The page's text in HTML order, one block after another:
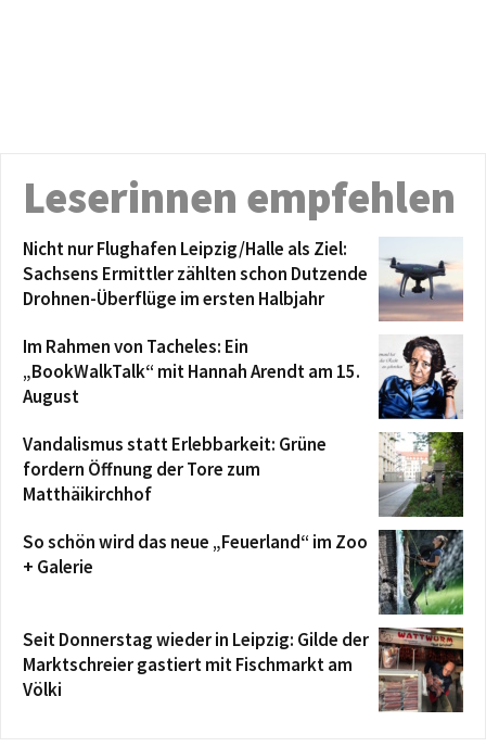
Leserinnen empfehlen
Nicht nur Flughafen Leipzig/Halle als Ziel:
Sachsens Ermittler zählten schon Dutzende
Drohnen-Überflüge im ersten Halbjahr
Im Rahmen von Tacheles: Ein
„BookWalkTalk“ mit Hannah Arendt am 15.
August
Vandalismus statt Erlebbarkeit: Grüne
fordern Öffnung der Tore zum
Matthäikirchhof
So schön wird das neue „Feuerland“ im Zoo
+ Galerie
Seit Donnerstag wieder in Leipzig: Gilde der
Marktschreier gastiert mit Fischmarkt am
Völki